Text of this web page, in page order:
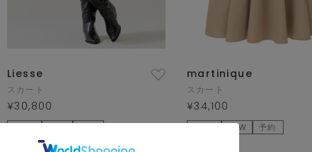
Liesse
スカート
¥30,800
martinique
スカート
¥34,100
NEW 予約